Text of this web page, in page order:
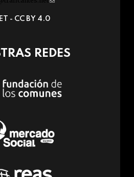
e-
- CC BY 4.0
REDES